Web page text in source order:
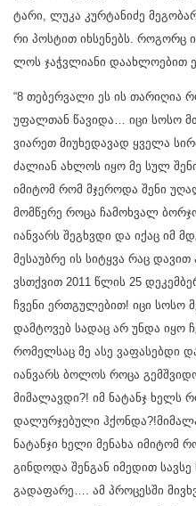
ტა­რი, ლუკა კურ­ტა­ნი­ძე
რი პოს­ტით იხ­სე­ნებს. რო­გორც
ლოს ჯაჭვლი­ა­ნი და­ახ­ლო­ე­ბით
“8 თებერვალი ეს ის თარიღია
უფალთან წავიდა… იცი სოსო
ვიარეთ მიუხედავად ყველა
ძალიან ახლოს იყო მე სულ
იმიტომ რომ მჯეროდა შენი
მომწერე როცა ჩამოხვალ
იანვარს შეგხვდი და იქაც იმ
მესაუბრე ის სიტყვა რაც
ვსთქვით 2011 წლის 25
ჩვენი ერთგულებით! იცი სოსო
დამტოვებ სადაც არ უნდა იყო
რომელსაც მე ასე ვაფასებდი
იანვარს ბოლოს როცა
მიმალავდი?! იმ ნატანჯ ხელს
დალურჯებული
ნატანჯი ხელი მენახა იმიტომ
გინდოდა შენგან იმედით
გადაფარე…. ამ პროცესში